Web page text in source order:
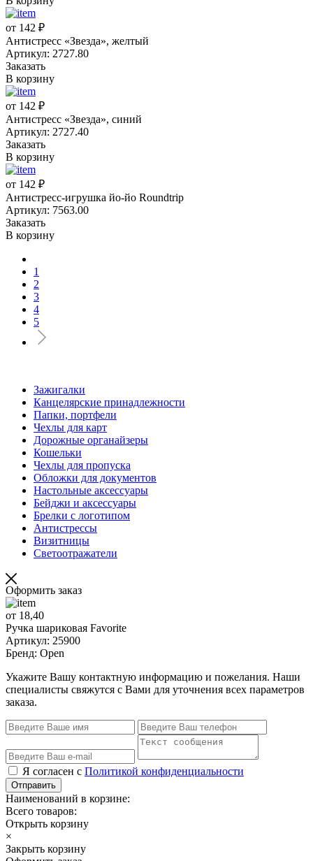
от 142 ₽
Антистресс «Звезда», желтый
Артикул: 2727.80
Заказать
В корзину
от 142 ₽
Антистресс «Звезда», синий
Артикул: 2727.40
Заказать
В корзину
от 142 ₽
Антистресс-игрушка йо-йо Roundtrip
Артикул: 7563.00
Заказать
В корзину
1
2
3
4
5
Зажигалки
Канцелярские принадлежности
Папки, портфели
Чехлы для карт
Дорожные органайзеры
Кошельки
Чехлы для пропуска
Обложки для документов
Настольные аксессуары
Бейджи и аксессуары
Брелки с логотипом
Антистрессы
Визитницы
Светоотражатели
Оформить заказ
от 18,40
Ручка шариковая Favorite
Артикул: 25900
Бренд: Open
Укажите Вашу контактную информацию и пожелания. Наши
специалисты свяжутся с Вами для уточнения всех параметров
заказа.
Я согласен с Политикой конфиденциальности
Отправить
Наименований в корзине:
Всего товаров:
Открыть корзину
×
Закрыть корзину